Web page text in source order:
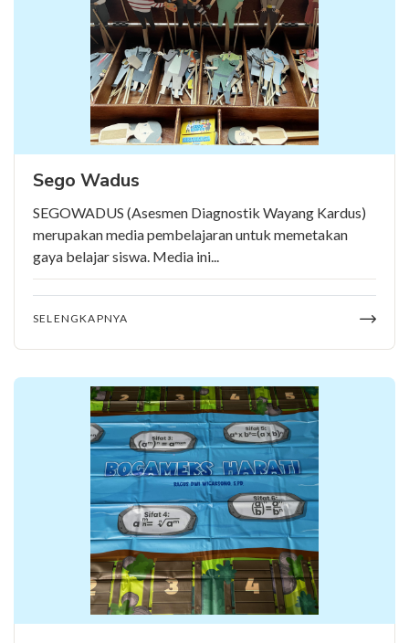
Sego Wadus
SEGOWADUS (Asesmen Diagnostik Wayang Kardus)
merupakan media pembelajaran untuk memetakan
gaya belajar siswa. Media ini...
SELENGKAPNYA